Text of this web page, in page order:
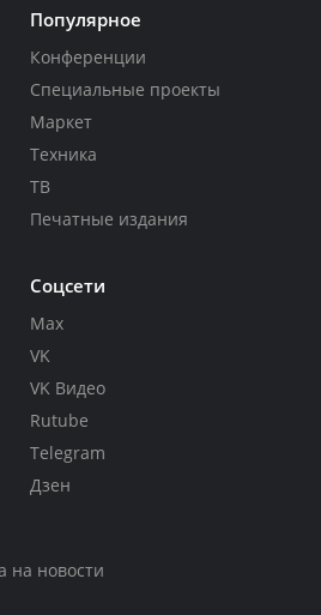
Популярное
Конференции
Специальные проекты
Маркет
Техника
ТВ
Печатные издания
Соцсети
Max
VK
VK Видео
Rutube
Telegram
Дзен
на новости